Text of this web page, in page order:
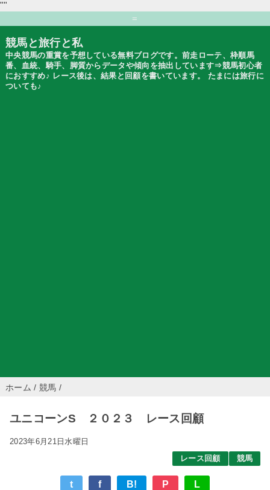
""
=
競馬と旅行と私
中央競馬の重賞を予想している無料ブログです。前走ローテ、枠順馬
番、血統、騎手、脚質からデータや傾向を抽出しています⇒競馬初心者
におすすめ♪ レース後は、結果と回顧を書いています。 たまには旅行に
ついても♪
ホーム / 競馬 /
ユニコーンS ２０２３ レース回顧
2023年6月21日水曜日
レース回顧
競馬
t f B! P L